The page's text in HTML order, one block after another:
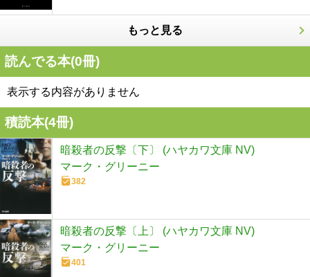
もっと見る
読んでる本(0冊)
表示する内容がありません
積読本(4冊)
暗殺者の反撃〔下〕 (ハヤカワ文庫 NV)
マーク・グリーニー
382
暗殺者の反撃〔上〕 (ハヤカワ文庫 NV)
マーク・グリーニー
401